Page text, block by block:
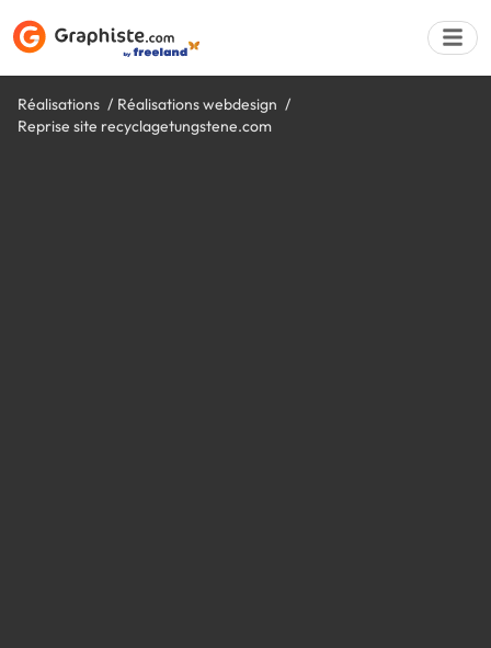
Réalisations
Réalisations webdesign
Reprise site recyclagetungstene.com